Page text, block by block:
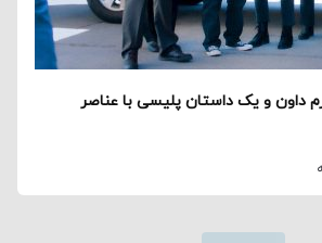
۲۱»؛ سندرم داون و یک داستان پلیسی با عناصر